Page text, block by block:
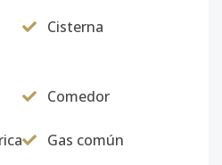
Cisterna
Comedor
Gas común